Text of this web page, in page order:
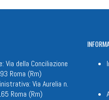
Via della Conciliazione
Roma (Rm)
Via Aurelia n.
Roma (Rm)